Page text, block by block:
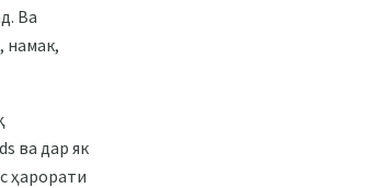
Ва
намак,
ва дар як
ҳарорати